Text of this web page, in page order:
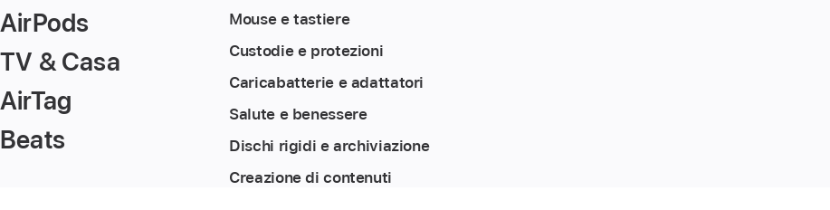
AirPods
TV & Casa
AirTag
Beats
Mouse e tastiere
Custodie e protezioni
Caricabatterie e adattatori
Salute e benessere
Dischi rigidi e archiviazione
Creazione di contenuti